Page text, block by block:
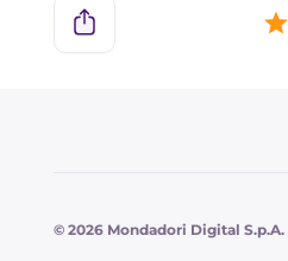
© 2026 Mondadori Digital S.p.A.